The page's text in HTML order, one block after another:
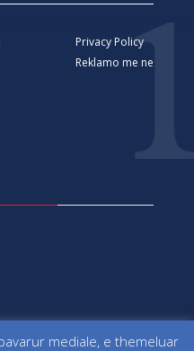
Privacy Policy
Reklamo me ne
mediale, e themeluar